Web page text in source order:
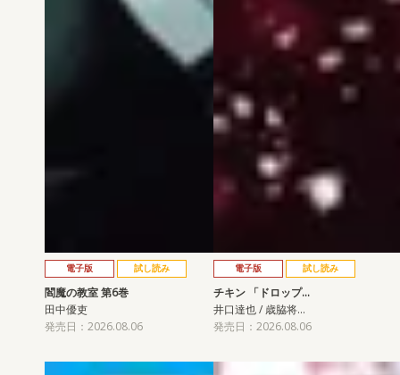
電子版 試し読み
閻魔の教室 第6巻
田中優吏
発売日：2026.08.06
電子版 試し読み
チキン 「ドロップ…
井口達也 / 歳脇将…
発売日：2026.08.06